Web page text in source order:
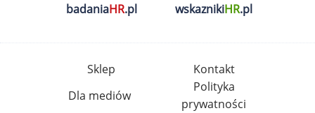
badaniaHR.pl wskaznikiHR.pl
Sklep
Kontakt
Dla mediów
Polityka
prywatności